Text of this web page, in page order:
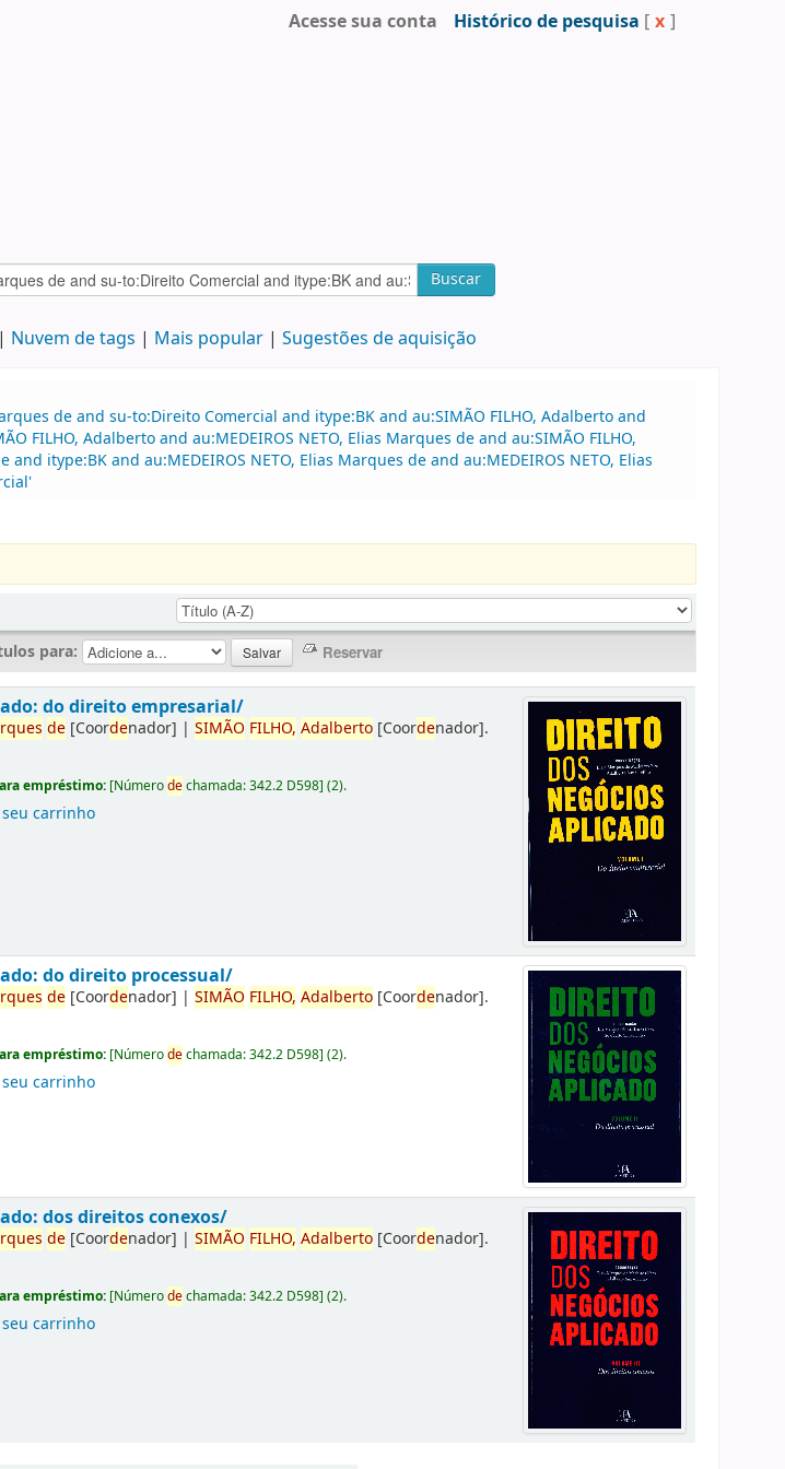
Acesse sua conta Histórico de pesquisa [ x ]
Buscar
Nuvem de tags Mais popular Sugestões de aquisição
de and su-to:Direito Comercial and itype:BK and au:SIMÃO FILHO, Adalberto and
FILHO, Adalberto and au:MEDEIROS NETO, Elias Marques de and au:SIMÃO FILHO,
itype:BK and au:MEDEIROS NETO, Elias Marques de and au:MEDEIROS NETO, Elias
para:
do direito empresarial/
de [Coordenador] |SIMÃO FILHO, Adalberto [Coordenador].
empréstimo: [Númerodechamada:342.2 D598](2).
carrinho
do direito processual/
de [Coordenador] |SIMÃO FILHO, Adalberto [Coordenador].
empréstimo: [Númerodechamada:342.2 D598](2).
carrinho
dos direitos conexos/
de [Coordenador] |SIMÃO FILHO, Adalberto [Coordenador].
empréstimo: [Númerodechamada:342.2 D598](2).
carrinho